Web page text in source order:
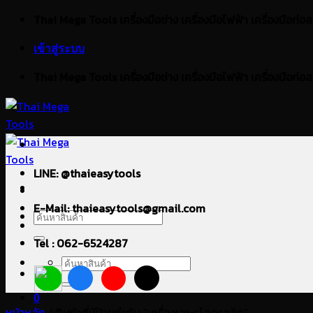
เข้าสู่ระบบ
ค้นหา:
ค้นหา:
0
LINE: @thaieasytools
E-Mail: thaieasytools@gmail.com
Tel : 062-6524287